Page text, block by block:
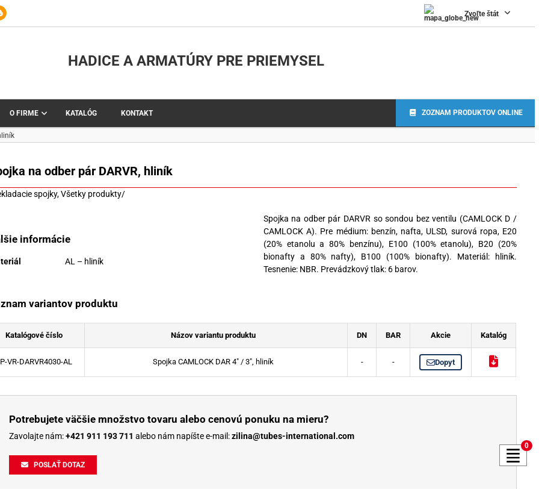
Zvoľte štát
HADICE A ARMATÚRY PRE PRIEMYSEL
O FIRME KATALÓG KONTAKT ZOZNAM PRODUKTOV ONLINE
na odber pár DARVR, hliník
spojky,Všetky produkty/
informácie
AL – hliník
Spojka na odber pár DARVR so sondou bez ventilu (CAMLOCK D /
CAMLOCK A). Pre médium: benzín, nafta, ULSD, surová ropa, E20
(20% etanolu a 80% benzínu), E100 (100% etanolu), B20 (20%
bionafty a 80% nafty), B100 (100% bionafty). Materiál: hliník.
Tesnenie: NBR. Prevádzkový tlak: 6 barov.
variantov produktu
Katalógové číslo Názov variantu produktu DN BAR Akcie Katalóg
VR-DARVR4030-AL Spojka CAMLOCK DAR 4" / 3", hliník - - Dopyt
Potrebujete väčšie množstvo tovaru alebo cenovú ponuku na mieru?
Zavolajte nám:+421 911 193 711 alebo nám napíšte e-mail:zilina@tubes-international.com
POSLAŤ DOTAZ
0